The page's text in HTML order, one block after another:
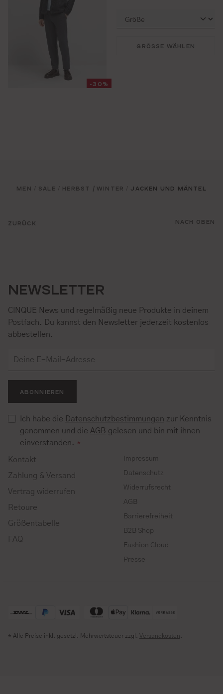
-30%
GRÖSSE WÄHLEN
ZURÜCK
MEN SALE HERBST / WINTER JACKEN UND MÄNTEL
NACH OBEN
NEWSLETTER
CINQUE News und regelmäßig neue Produkte in deinem
Postfach. Du kannst den Newsletter jederzeit kostenlos
abbestellen.
ABONNIEREN
Ich habe die Datenschutzbestimmungen zur Kenntnis
genommen und die AGB gelesen und bin mit ihnen
einverstanden. *
Kontakt
Zahlung & Versand
Vertrag widerrufen
Retoure
Größentabelle
FAQ
Impressum
Datenschutz
Widerrufsrecht
AGB
Barrierefreiheit
B2B Shop
Fashion Cloud
Presse
* Alle Preise inkl. gesetzl. Mehrwertsteuer zzgl. Versandkosten